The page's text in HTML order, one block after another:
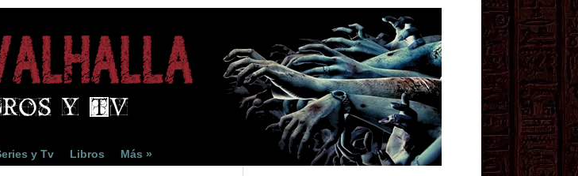
y Tv Libros Más »